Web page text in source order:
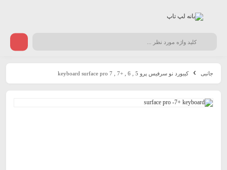
جانبی کیبورد نو سرفیس پرو keyboard surface pro 7 , 7+ , 6 , 5